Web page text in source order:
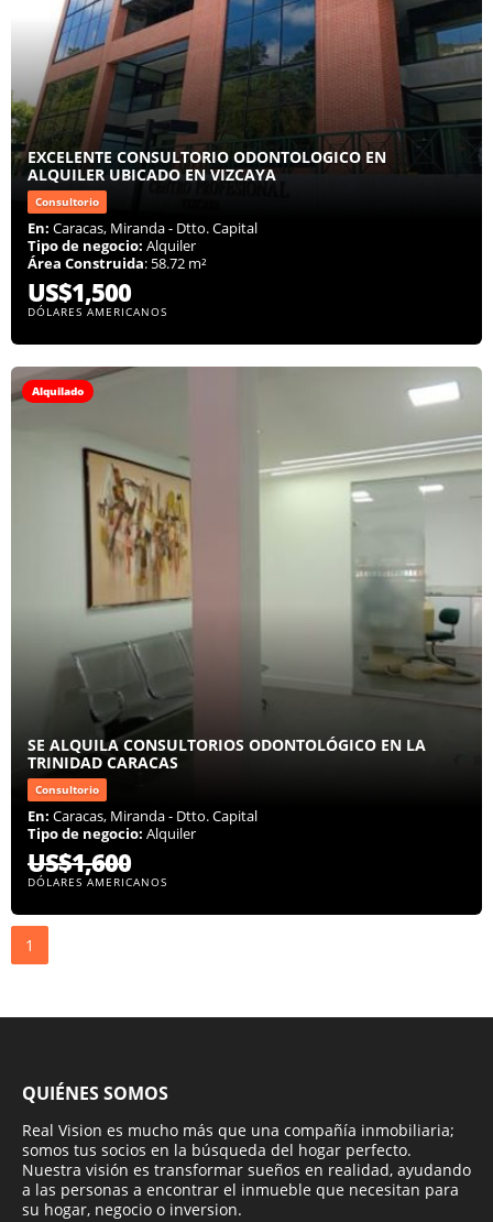
EXCELENTE CONSULTORIO ODONTOLOGICO EN
ALQUILER UBICADO EN VIZCAYA
Consultorio
En: Caracas, Miranda - Dtto. Capital
Tipo de negocio: Alquiler
Área Construida: 58.72 m²
US$1,500
DÓLARES AMERICANOS
Alquilado
SE ALQUILA CONSULTORIOS ODONTOLÓGICO EN LA
TRINIDAD CARACAS
Consultorio
En: Caracas, Miranda - Dtto. Capital
Tipo de negocio: Alquiler
US$1,600
DÓLARES AMERICANOS
1
QUIÉNES SOMOS
Real Vision es mucho más que una compañía inmobiliaria;
somos tus socios en la búsqueda del hogar perfecto.
Nuestra visión es transformar sueños en realidad, ayudando
a las personas a encontrar el inmueble que necesitan para
su hogar, negocio o inversion.